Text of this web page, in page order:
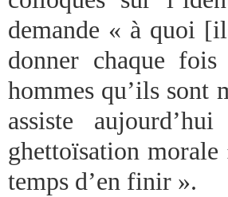
demande « à quoi
donner chaque
hommes qu’ils sont
assiste
ghettoïsation
temps d’en finir ».